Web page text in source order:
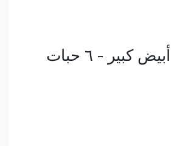
كبير - ٦ حبات